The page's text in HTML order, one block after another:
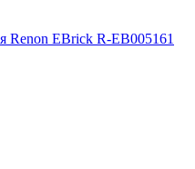
Renon EBrick R-EB005161